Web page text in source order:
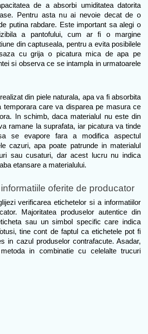
de a absorbi umiditatea datorita
Pentru asta nu ai nevoie decat de o
putina rabdare. Este important sa alegi o
a pantofului, cum ar fi o margine
din captuseala, pentru a evita posibilele
cu grija o picatura mica de apa pe
si observa ce se intampla in urmatoarele
din piele naturala, apa va fi absorbita
temporara care va disparea pe masura ce
In schimb, daca materialul nu este din
ramane la suprafata, iar picatura va tinde
se evapore fara a modifica aspectul
cazuri, apa poate patrunde in materialul
sau cusaturi, dar acest lucru nu indica
etansare a materialului.
oferite de producator
verificarea etichetelor si a informatiilor
Majoritatea produselor autentice din
sau un simbol specific care indica
tine cont de faptul ca etichetele pot fi
in cazul produselor contrafacute. Asadar,
in combinatie cu celelalte trucuri